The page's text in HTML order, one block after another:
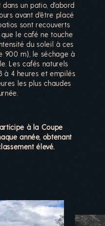
un patio, d'abord
avant d'être placé
sont recouverts
le café ne touche
du soleil à ces
900 m), le séchage à
Les cafés naturels
à 4 heures et empilés
les plus chaudes
à la Coupe
année, obtenant
élevé.